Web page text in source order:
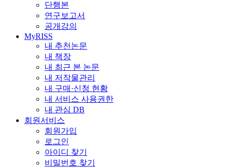
단행본
연구보고서
공개강의
MyRISS
내 추천논문
내 책장
내 최근 본 논문
내 저작물관리
내 구매·신청 현황
내 서비스 사용권한
내 관심 DB
회원서비스
회원가입
로그인
아이디 찾기
비밀번호 찾기